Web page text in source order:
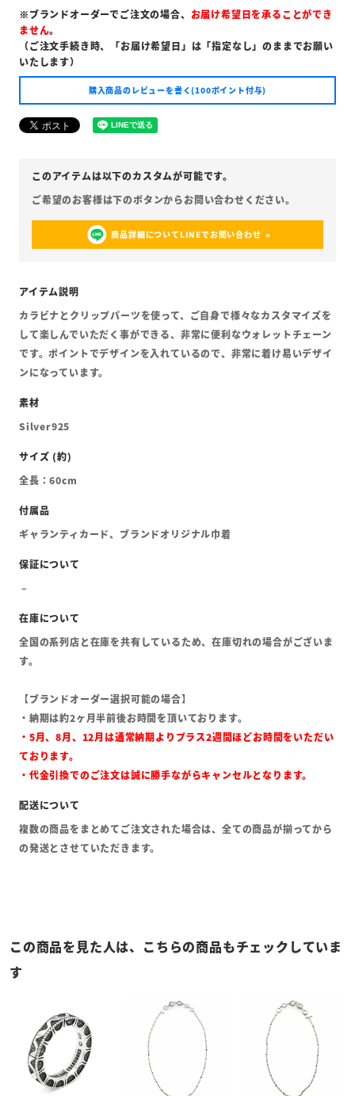
※ブランドオーダーでご注文の場合、 お届け希望日を承ることができ
ません。
（ご注文手続き時、「お届け希望日」は「指定なし」のままでお願い
いたします）
購入商品のレビューを書く(100ポイント付与)
商品詳細についてLINEでお問い合わせ
カラビナとクリップパーツを使って、ご自身で様々なカスタマイズを
して楽しんでいただく事ができる、非常に便利なウォレットチェーン
です。ポイントでデザインを入れているので、非常に着け易いデザイ
ンになっています。
Silver925
全長：60cm
ギャランティカード、ブランドオリジナル巾着
全国の系列店と在庫を共有しているため、在庫切れの場合がございま
す。
【ブランドオーダー選択可能の場合】
・納期は約2ヶ月半前後お時間を頂いております。
・5月、8月、12月は通常納期よりプラス2週間ほどお時間をいただい
ております。
・代金引換でのご注文は誠に勝手ながらキャンセルとなります。
複数の商品をまとめてご注文された場合は、全ての商品が揃ってから
の発送とさせていただきます。
この商品を見た人は、こちらの商品もチェックしていま
す